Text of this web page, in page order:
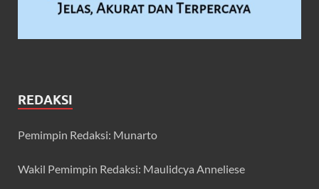
REDAKSI
Pemimpin Redaksi: Munarto
Wakil Pemimpin Redaksi: Maulidcya Anneliese